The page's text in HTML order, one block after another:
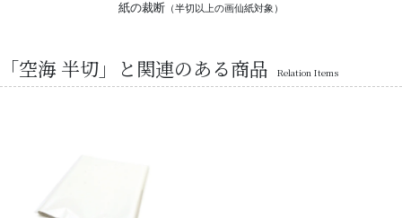
紙の裁断 （半切以上の画仙紙対象）
「空海 半切」と関連のある商品 Relation Items